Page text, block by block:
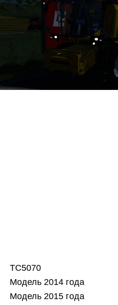
TC5070
Модель 2014 года
Модель 2015 года